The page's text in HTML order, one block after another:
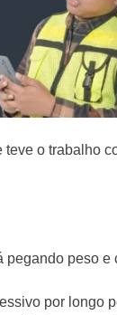
o trabalho
peso
por longo